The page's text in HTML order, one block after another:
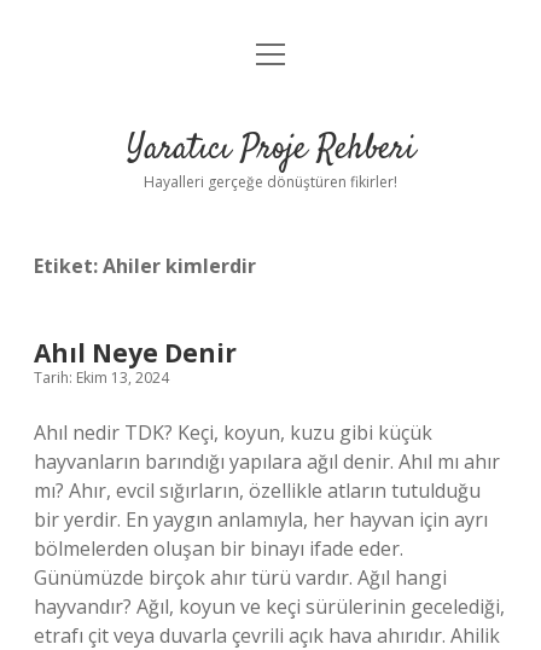
Anasayfa
Yasal Uyarı
menüyü
Yaratıcı Proje Rehberi
Hayalleri gerçeğe dönüştüren fikirler!
Etiket:Ahiler kimlerdir
Ahıl Neye Denir
Tarih: Ekim 13, 2024
Ahıl nedir TDK? Keçi, koyun, kuzu gibi küçük
hayvanların barındığı yapılara ağıl denir. Ahıl mı ahır
mı? Ahır, evcil sığırların, özellikle atların tutulduğu
bir yerdir. En yaygın anlamıyla, her hayvan için ayrı
bölmelerden oluşan bir binayı ifade eder.
Günümüzde birçok ahır türü vardır. Ağıl hangi
hayvandır? Ağıl, koyun ve keçi sürülerinin gecelediği,
etrafı çit veya duvarla çevrili açık hava ahırıdır. Ahilik